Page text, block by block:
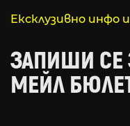
Ексклузивно инфо
ЗАПИШИ СЕ
МЕЙЛ